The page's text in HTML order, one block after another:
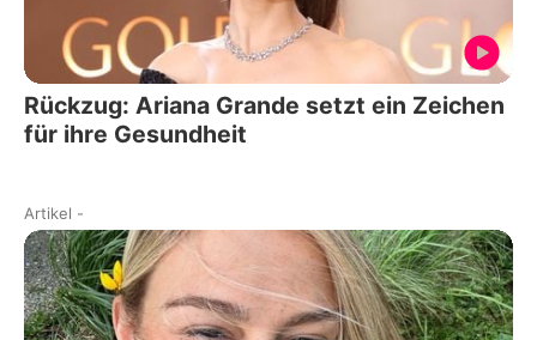
Rückzug: Ariana Grande setzt ein Zeichen
für ihre Gesundheit
Artikel -